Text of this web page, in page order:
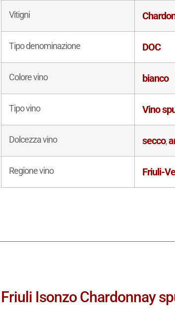
Vitigni
Tipo denominazione DOC
Colore vino bianco
Tipo vino Vino
Dolcezza vino secco,
Regione vino Friuli-
Friuli Isonzo Chardonnay